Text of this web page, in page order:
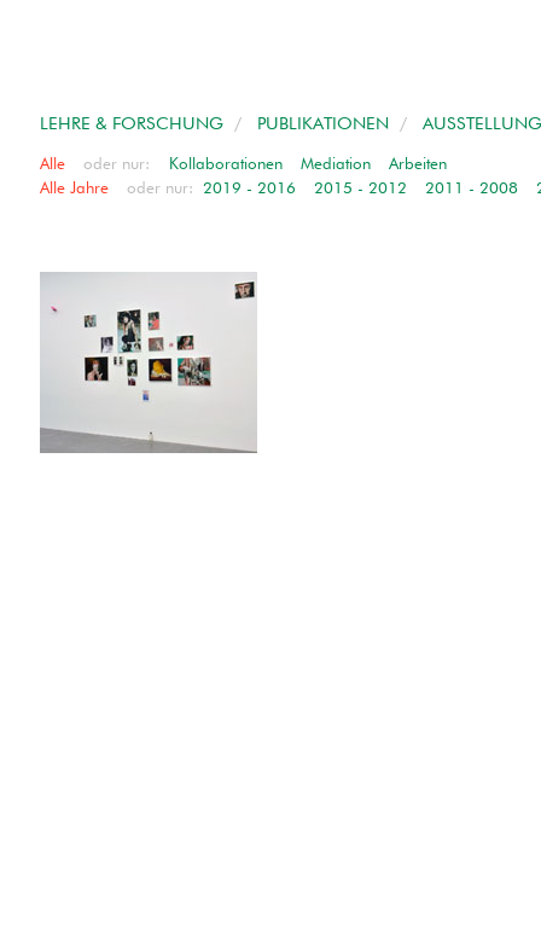
LEHRE & FORSCHUNG/ PUBLIKATIONEN /
Alle oder nur: Kollaborationen Mediation
Arbeiten
Alle Jahre
oder nur: 2019 - 2016 2015 - 2012 2011 - 2008